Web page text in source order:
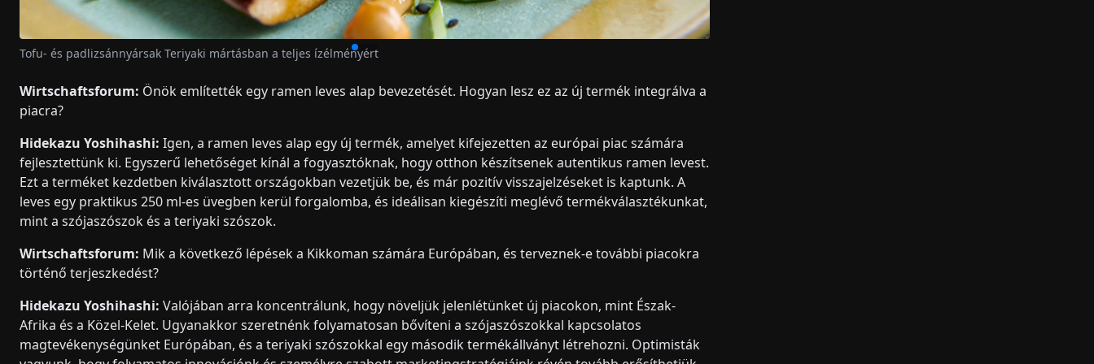
Tofu- és padlizsánnyársak Teriyaki mártásban a teljes ízélményért
Wirtschaftsforum: Önök említették egy ramen leves alap bevezetését. Hogyan lesz ez az új termék integrálva a
piacra?
Hidekazu Yoshihashi: Igen, a ramen leves alap egy új termék, amelyet kifejezetten az európai piac számára
fejlesztettünk ki. Egyszerű lehetőséget kínál a fogyasztóknak, hogy otthon készítsenek autentikus ramen levest.
Ezt a terméket kezdetben kiválasztott országokban vezetjük be, és már pozitív visszajelzéseket is kaptunk. A
leves egy praktikus 250 ml-es üvegben kerül forgalomba, és ideálisan kiegészíti meglévő termékválasztékunkat,
mint a szójaszószok és a teriyaki szószok.
Wirtschaftsforum: Mik a következő lépések a Kikkoman számára Európában, és terveznek-e további piacokra
történő terjeszkedést?
Hidekazu Yoshihashi: Valójában arra koncentrálunk, hogy növeljük jelenlétünket új piacokon, mint Észak-
Afrika és a Közel-Kelet. Ugyanakkor szeretnénk folyamatosan bővíteni a szójaszószokkal kapcsolatos
magtevékenységünket Európában, és a teriyaki szószokkal egy második termékállványt létrehozni. Optimisták